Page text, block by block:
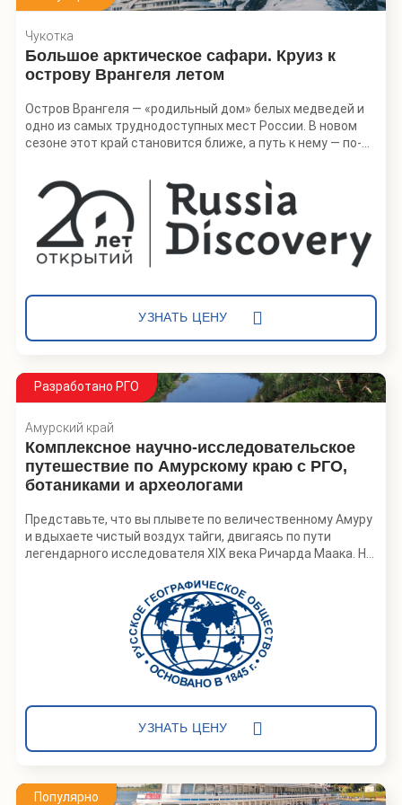
Чукотка
Большое арктическое сафари. Круиз к
острову Врангеля летом
Остров Врангеля — «родильный дом» белых медведей и
одно из самых труднодоступных мест России. В новом
сезоне этот край становится ближе, а путь к нему — по-
Чукотку на борту плавучего «пятизвездочного отеля» — в
эксклюзивном путешествии RussiaDiscovery, аналогов
которому не существует.
Каждый день путешественники будут высаживаться на
заповедных берегах — добраться до которых можно
Врангеля» — объекте всемирного наследия ЮНЕСКО.
Встретят белых медведей, моржей, китов и овцебыков.
УЗНАТЬ ЦЕНУ
Разработано РГО
Амурский край
Комплексное научно-исследовательское
путешествие по Амурскому краю с РГО,
ботаниками и археологами
Представьте, что вы плывете по величественному Амуру
и вдыхаете чистый воздух тайги, двигаясь по пути
легендарного исследователя XIX века Ричарда Маака. Но
экспедиция в компании археологов и ботаников. Вы
станете не наблюдателем, а участником научного
процесса — собранные вами данные помогут создать
научную статью.
Экспедиционное путешествие РГО и Tayga X-Tour
разработано совместно с Амурским филиалом
Ботанического сада-института Дальневосточного
отделения РАН. Особенность экспедиционных
специалиста.
УЗНАТЬ ЦЕНУ
Популярно